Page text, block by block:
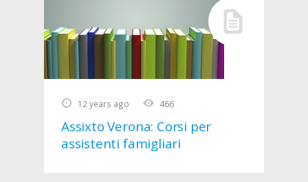
12 years ago 466
Assixto Verona: Corsi per
assistenti famigliari